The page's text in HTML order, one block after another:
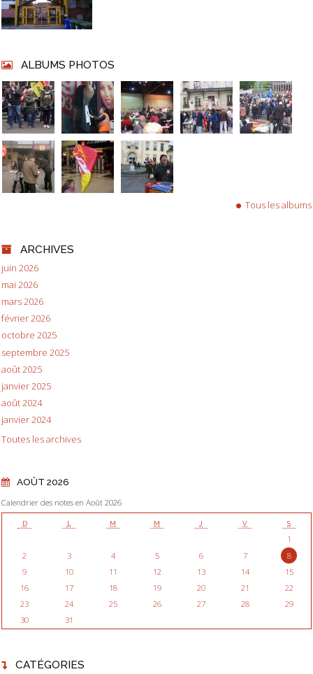
ALBUMS PHOTOS
Tous les albums
ARCHIVES
juin 2026
mai 2026
mars 2026
février 2026
octobre 2025
septembre 2025
août 2025
janvier 2025
août 2024
janvier 2024
Toutes les archives
AOÛT 2026
Calendrier des notes en Août 2026
D L M M J V S
1
2
3 4 5 6 7
8
9
10 11 12 13 14
15
16
17 18 19 20 21
22
23
24 25 26 27 28
29
30
31
CATÉGORIES